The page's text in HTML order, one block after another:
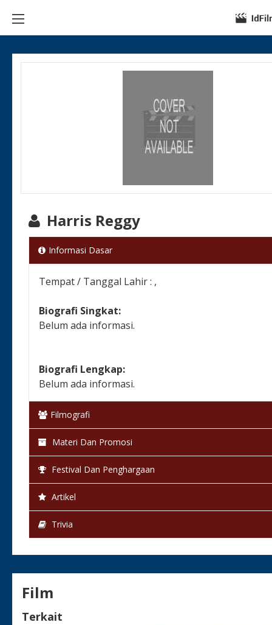
Harris Reggy
Informasi Dasar
Tempat / Tanggal Lahir : ,
Biografi Singkat:
Belum ada informasi.
Biografi Lengkap:
Belum ada informasi.
Filmografi
Materi Dan Promosi
Festival Dan Penghargaan
Artikel
Trivia
Film
Terkait